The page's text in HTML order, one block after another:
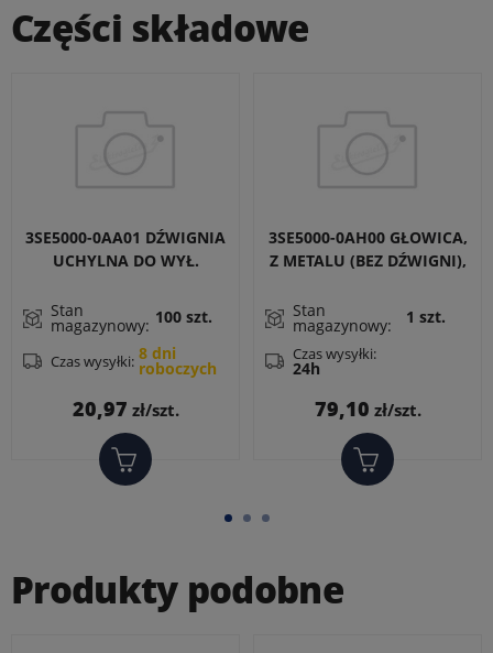
Części składowe
3SE5000-0AA01 DŹWIGNIA
UCHYLNA DO WYŁ.
METALOWA, DŁUGOŚĆ
27MM, KROK 9MM, Z
PLASTIKOWĄ ROLKĄ
19MM
Stan
magazynowy: 100 szt.
Czas wysyłki: 8 dni
roboczych
Cena
20,97 zł/szt.
3SE5000-0AH00 GŁOWICA,
Z METALU (BEZ DŹWIGNI),
PRAWO, Z REGULACJĄ, DO
NAPĘDÓW DO
WYŁĄCZNIKA
Stan
magazynowy: 1 szt.
Czas wysyłki:
24h
79,10 zł/szt.
Produkty podobne